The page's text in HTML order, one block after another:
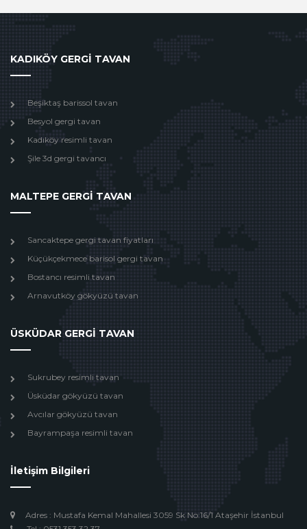
KADIKÖY GERGİ TAVAN
Beşiktaş barissol tavan
Besyol gergi tavan
Kadıköy resimli tavan
Şile 3d gergi tavancı
MALTEPE GERGİ TAVAN
Sancaktepe gergi tavan fiyatları
Küçükçekmece barisol gergi tavan
Bostancı resimli tavan
Arnavutköy gökyüzü tavan
ÜSKÜDAR GERGİ TAVAN
Sukrubey resimli tavan
Üsküdar gökyüzü tavan
Avcılar gökyüzü tavan
Bayrampaşa resimli tavan
İletişim Bilgileri
Adres : Mustafa Kemal Mahallesi 3059 Sk No:16/1 Ataşehir İstanbul